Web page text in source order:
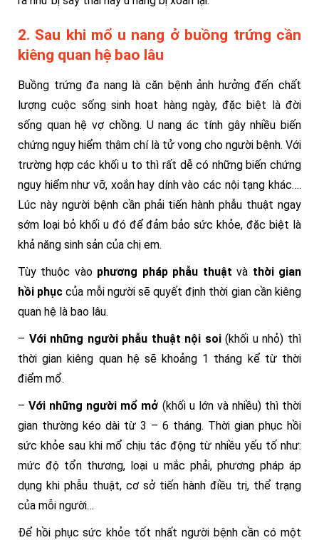
2. Sau khi mổ u nang ở buồng trứng cần
kiêng quan hệ bao lâu
Buồng trứng đa nang là căn bệnh ảnh hưởng đến chất
lượng cuộc sống sinh hoạt hàng ngày, đặc biệt là đời
sống quan hệ vợ chồng. U nang ác tính gây nhiều biến
chứng nguy hiểm thậm chí là tử vong cho người bệnh. Với
trường hợp các khối u to thì rất dễ có những biến chứng
nguy hiểm như vỡ, xoắn hay dính vào các nội tạng khác….
Lúc này người bệnh cần phải tiến hành phẫu thuật ngay
sớm loại bỏ khối u đó để đảm bảo sức khỏe, đặc biệt là
khả năng sinh sản của chị em.
Tùy thuộc vào phương pháp phẫu thuật và thời gian
hồi phục của mỗi người sẽ quyết định thời gian cần kiêng
quan hệ là bao lâu.
– Với những người phẫu thuật nội soi(khối u nhỏ) thì
thời gian kiêng quan hệ sẽ khoảng 1 tháng kể từ thời
điểm mổ.
–Với những người mổ mở (khối u lớn và nhiều) thì thời
gian thường kéo dài từ 3 – 6 tháng. Thời gian phục hồi
sức khỏe sau khi mổ chịu tác động từ nhiều yếu tố như:
mức độ tổn thương, loại u mắc phải, phương pháp áp
dụng khi phẫu thuật, cơ sở tiến hành điều trị, thể trạng
của mỗi người…
Để hồi phục sức khỏe tốt nhất người bệnh cần có một